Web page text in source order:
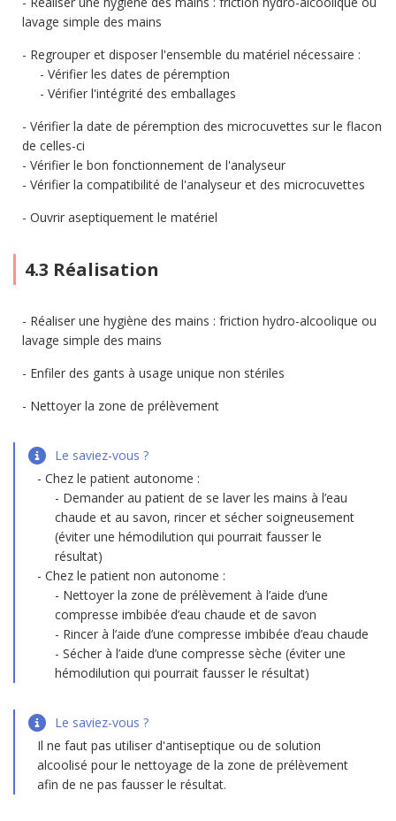
lavage simple des mains
Regrouper et disposer l'ensemble du matériel nécessaire :
Vérifier les dates de péremption
Vérifier l'intégrité des emballages
Vérifier la date de péremption des microcuvettes sur le flacon
de celles-ci
Vérifier le bon fonctionnement de l'analyseur
Vérifier la compatibilité de l'analyseur et des microcuvettes
Ouvrir aseptiquement le matériel
4.3 Réalisation
Réaliser une hygiène des mains : friction hydro-alcoolique ou
lavage simple des mains
Enfiler des gants à usage unique non stériles
Nettoyer la zone de prélèvement
Le saviez-vous ?
Chez le patient autonome :
Demander au patient de se laver les mains à l’eau
chaude et au savon, rincer et sécher soigneusement
(éviter une hémodilution qui pourrait fausser le
résultat)
Chez le patient non autonome :
Nettoyer la zone de prélèvement à l’aide d’une
compresse imbibée d’eau chaude et de savon
Rincer à l’aide d’une compresse imbibée d’eau chaude
Sécher à l’aide d’une compresse sèche (éviter une
hémodilution qui pourrait fausser le résultat)
Le saviez-vous ?
Il ne faut pas utiliser d'antiseptique ou de solution
alcoolisé pour le nettoyage de la zone de prélèvement
afin de ne pas fausser le résultat.